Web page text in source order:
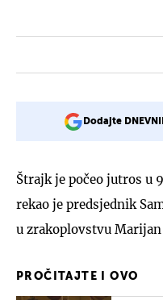
Dodajte
Štrajk je počeo jutros u
rekao je predsjednik
u zrakoplovstvu
PROČITAJTE I OVO